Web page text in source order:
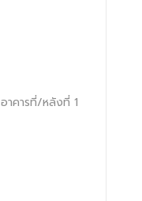
อาคารที่/หลังที่ 1